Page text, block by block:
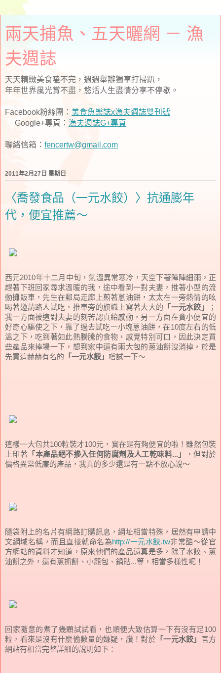
兩天捕魚、五天曬網 － 漁
夫週誌
天天精緻美食嗑不完，週週舉辦獨享打掃趴，
年年世界風光賞不盡，悠活人生盡情分享不停歇。
Facebook粉絲團： 美食魚樂誌x漁夫週誌雙刊號
Google+專頁： 漁夫週誌G+專頁
聯絡信箱： fencertw@gmail.com
2011年2月27日 星期日
〈喬發食品（一元水餃）〉抗通膨年
代，便宜推薦～
西元2010年十二月中旬，氣溫異常寒冷，天空下著陣陣細雨，正
趕著下班回家尋求溫暖的我，途中看到一對夫妻，推著小型的流
動攤販車，先生在郵局走廊上煎著蔥油餅，太太在一旁熱情的吆
喝著邀請路人試吃，推車旁的旗幟上寫著大大的 「一元水餃」
；
我一方面被這對夫妻的刻苦認真給感動，另一方面在貪小便宜的
好奇心驅使之下，靠了過去試吃一小塊蔥油餅，在10度左右的低
溫之下，吃到著如此熱騰騰的食物，感覺特別可口，因此決定買
些產品來捧場一下，想到家中還有兩大包的蔥油餅沒消掉，於是
先買這赫赫有名的 「一元水餃」 嚐試一下～
這樣一大包共100粒裝才100元，實在是有夠便宜的啦！雖然包裝
上印著 「本產品絕不摻入任何防腐劑及人工乾味料...」
，但對於
價格異常低廉的產品，我真的多少還是有一點不放心說～
隨袋附上的名片有網路訂購訊息，網址相當特殊，居然有申請中
文網域名稱，而且直接就命名為http://一元水餃.tw非常酷～從官
方網站的資料才知道，原來他們的產品還真是多，除了水餃、蔥
油餅之外，還有蔥抓餅、小籠包、鍋貼...等，相當多樣性呢！
回家隨意的煮了幾顆試試看，也順便大致估算一下有沒有足100
粒，看來是沒有什麼偷數量的嫌疑，讚！對於「一元水餃」 官方
網站有相當完整詳細的說明如下：